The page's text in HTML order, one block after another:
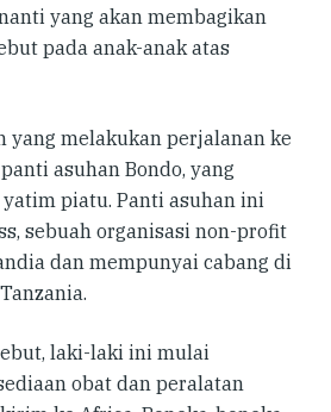
yang akan membagikan
pada anak-anak atas
yang melakukan perjalanan ke
asuhan Bondo, yang
piatu. Panti asuhan ini
sebuah organisasi non-profit
dan mempunyai cabang di
laki-laki ini mulai
obat dan peralatan